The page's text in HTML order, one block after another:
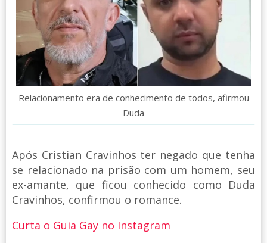
Relacionamento era de conhecimento de todos, afirmou
Duda
Após Cristian Cravinhos ter negado que tenha
se relacionado na prisão com um homem, seu
ex-amante, que ficou conhecido como Duda
Cravinhos, confirmou o romance.
Curta o Guia Gay no Instagram